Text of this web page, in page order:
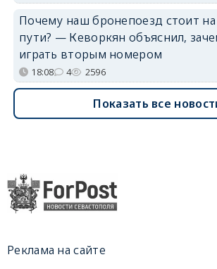
Почему наш бронепоезд стоит на
пути? — Кеворкян объяснил,
играть вторым номером
18:08 4 2596
Показать все
Реклама на сайте